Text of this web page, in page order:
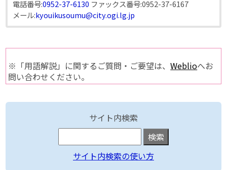
電話番号:0952-37-6130 ファックス番号:0952-37-6167
メール:kyouikusoumu@city.ogi.lg.jp
※「用語解説」に関するご質問・ご要望は、Weblioへお
問い合わせください。
サイト内検索
サイト内検索の使い方